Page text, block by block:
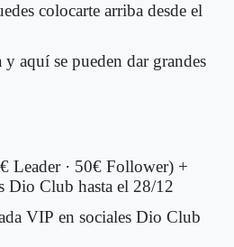
colocarte arriba desde el
aquí se pueden dar grandes
Leader · 50€ Follower) +
Dio Club hasta el 28/12
VIP en sociales Dio Club